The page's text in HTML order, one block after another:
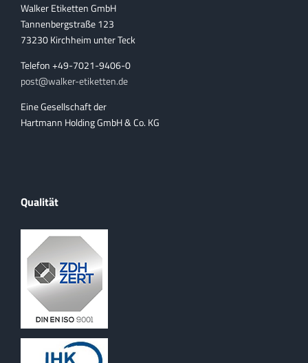
Walker Etiketten GmbH
Tannenbergstraße 123
73230 Kirchheim unter Teck
Telefon +49-7021-9406-0
post@walker-etiketten.de
Eine Gesellschaft der
Hartmann Holding GmbH & Co. KG
Qualität